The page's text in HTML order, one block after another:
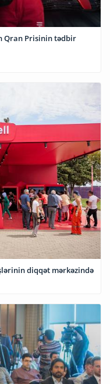
Qran Prisinin tədbir
diqqət mərkəzində